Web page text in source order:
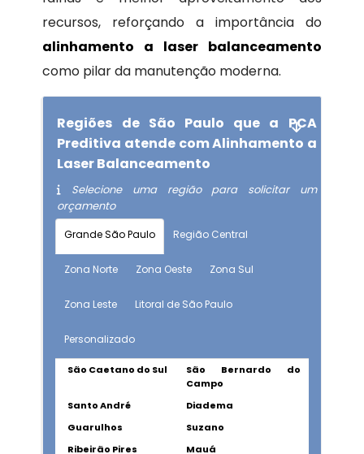
recursos, reforçando a importância do
alinhamento a laser balanceamento
como pilar da manutenção moderna.
Regiões de São Paulo que a PCA
Preditiva atende com Alinhamento a
Laser Balanceamento
Selecione uma região para solicitar um
orçamento
Grande São Paulo Região Central
Zona Norte Zona Oeste Zona Sul
Zona Leste Litoral de São Paulo
Personalizado
São Caetano do Sul
São Bernardo do
Campo
Santo André
Diadema
Guarulhos
Suzano
Ribeirão Pires
Mauá